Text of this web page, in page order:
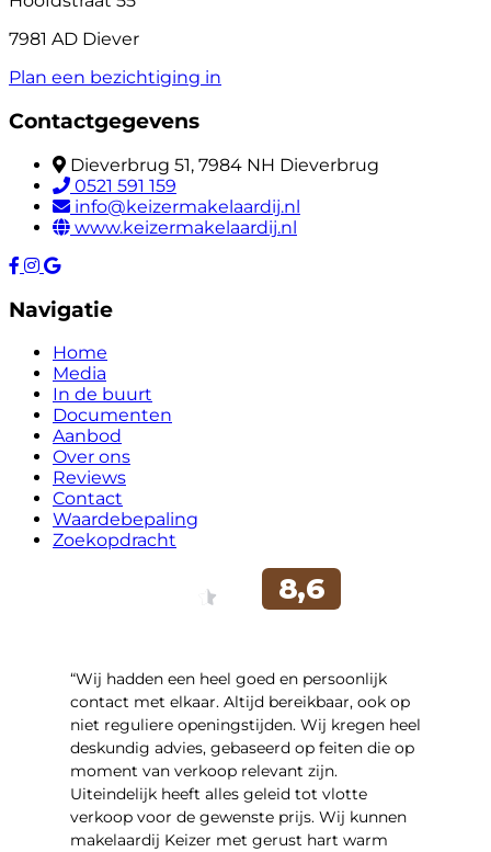
7981 AD Diever
Plan een bezichtiging in
Contactgegevens
Dieverbrug 51, 7984 NH Dieverbrug
0521 591 159
info@keizermakelaardij.nl
www.keizermakelaardij.nl
Navigatie
Home
Media
In de buurt
Documenten
Aanbod
Over ons
Reviews
Contact
Waardebepaling
Zoekopdracht
“Wij hadden een heel goed en persoonlijk
contact met elkaar. Altijd bereikbaar, ook op
niet reguliere openingstijden. Wij kregen heel
deskundig advies, gebaseerd op feiten die op
moment van verkoop relevant zijn.
Uiteindelijk heeft alles geleid tot vlotte
verkoop voor de gewenste prijs. Wij kunnen
makelaardij Keizer met gerust hart warm